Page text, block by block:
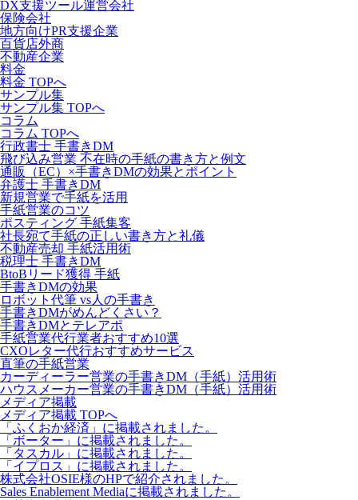
DX支援ツール運営会社
保険会社
地方向けPR支援企業
百貨店外商
不動産企業
料金
料金 TOPへ
サンプル集
サンプル集 TOPへ
コラム
コラム TOPへ
行政書士 手書きDM
飛び込み営業 不在時の手紙の書き方と例文
通販（EC）×手書きDMの効果とポイント
弁護士 手書きDM
新規営業で手紙を活用
手紙営業のコツ
ポスティング 手紙集客
社長宛て手紙の正しい書き方と礼儀
不動産売却 手紙活用術
税理士 手書きDM
BtoBリード獲得 手紙
手書きDMの効果
ロボット代筆 vs人の手書き
手書きDMがめんどくさい？
手書きDMとテレアポ
手紙営業代行業者おすすめ10選
CXOレター代行おすすめサービス
直筆の手紙営業
カーディーラー営業の手書きDM（手紙）活用術
ハウスメーカー営業の手書きDM（手紙）活用術
メディア掲載
メディア掲載 TOPへ
「ふくおか経済」に掲載されました。
「ボーター」に掲載されました。
「タスカル」に掲載されました。
「イプロス」に掲載されました。
株式会社OSIE様のHPで紹介されました。
Sales Enablement Mediaに掲載されました。